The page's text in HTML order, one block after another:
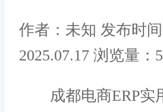
作者：未知 发布时间
2025.07.17 浏览量：5
成都电商ERP实